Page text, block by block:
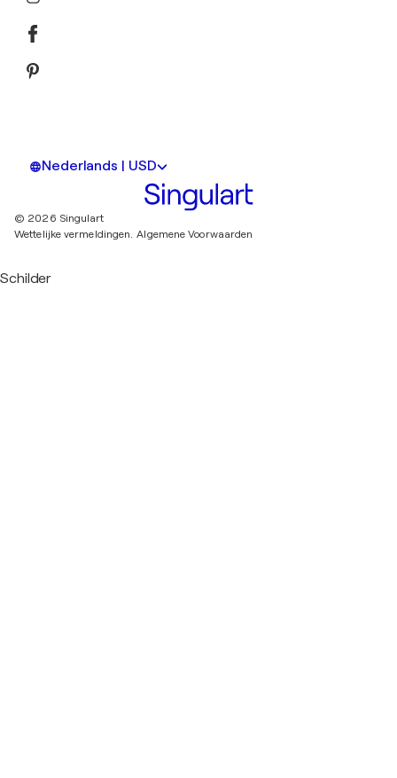
Nederlands | USD
© 2026 Singulart
Wettelijke vermeldingen. Algemene Voorwaarden
Schilder